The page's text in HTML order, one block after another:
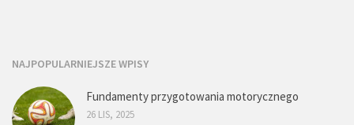
NAJPOPULARNIEJSZE WPISY
Fundamenty przygotowania motorycznego
26 LIS, 2025